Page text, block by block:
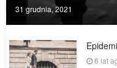
Posted
on
31 grudnia, 2021
6 lat